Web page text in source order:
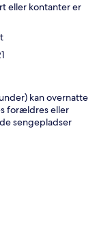
eller kontanter er
kan overnatte
forældres eller
sengepladser